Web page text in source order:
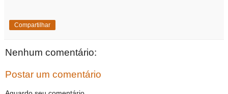
Compartilhar
Nenhum comentário:
Postar um comentário